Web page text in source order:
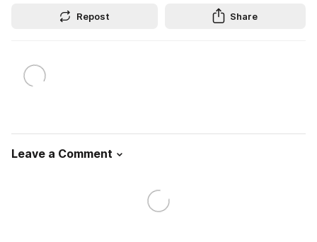
Repost Share
Leave a Comment